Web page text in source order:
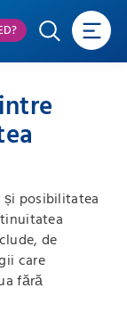
și posibilitatea
de
care
fără